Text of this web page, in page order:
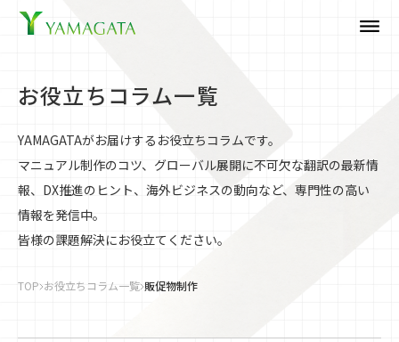
dehaze
お役立ちコラム一覧
YAMAGATAがお届けするお役立ちコラムです。
マニュアル制作のコツ、グローバル展開に不可欠な翻訳の最新情
報、DX推進のヒント、海外ビジネスの動向など、専門性の高い
情報を発信中。
皆様の課題解決にお役立てください。
TOP お役立ちコラム一覧 販促物制作